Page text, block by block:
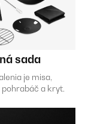
sada
je misa,
a kryt.